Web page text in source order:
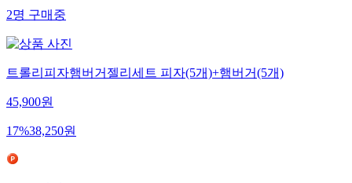
2명구매중
트롤리피자햄버거젤리세트 피자(5개)+햄버거(5개)
45,900원
17%38,250원